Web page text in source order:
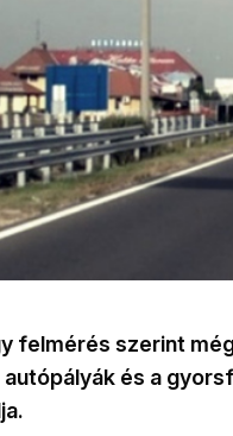
felmérés szerint
autópályák és a